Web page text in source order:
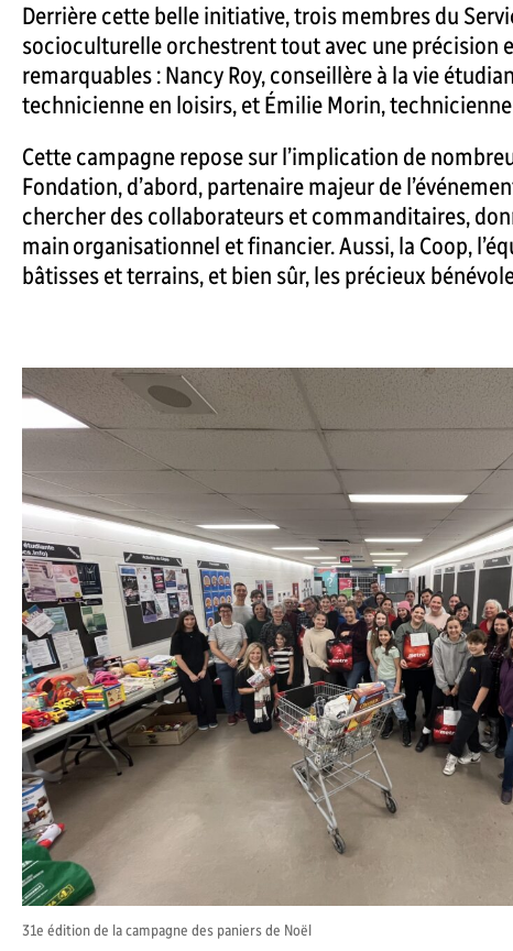
Derrière cette belle initiative, trois membres du
socioculturelle orchestrent tout avec une précision
remarquables : Nancy Roy, conseillère à la vie
technicienne en loisirs, et Émilie Morin,
Cette campagne repose sur l’implication de
Fondation, d’abord, partenaire majeur de
chercher des collaborateurs et commanditaires,
main organisationnel et financier. Aussi, la Coop,
bâtisses et terrains, et bien sûr, les précieux
31e édition de la campagne des paniers de Noël